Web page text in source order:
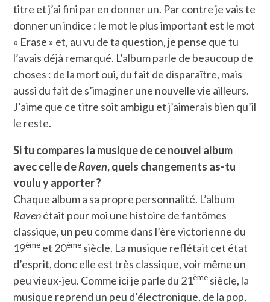
titre et j’ai fini par en donner un. Par contre je vais te
donner un indice : le mot le plus important est le mot
« Erase » et, au vu de ta question, je pense que tu
l’avais déjà remarqué. L’album parle de beaucoup de
choses : de la mort oui, du fait de disparaître, mais
aussi du fait de s’imaginer une nouvelle vie ailleurs.
J’aime que ce titre soit ambigu et j’aimerais bien qu’il
le reste.
Si tu compares la musique de ce nouvel album
avec celle deRaven, quels changements as-tu
voulu y apporter ?
Chaque album a sa propre personnalité. L’album
Ravenétait pour moi une histoire de fantômes
classique, un peu comme dans l’ère victorienne du
19ème et 20ème siècle. La musique reflétait cet état
d’esprit, donc elle est très classique, voir même un
peu vieux-jeu. Comme ici je parle du 21ème siècle, la
musique reprend un peu d’électronique, de la pop,